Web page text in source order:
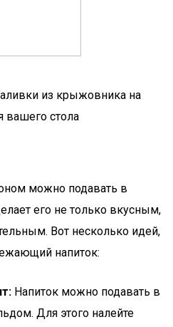
из крыжовника на
вашего стола
можно подавать в
его не только вкусным,
Вот несколько идей,
напиток:
Напиток можно подавать в
Для этого налейте